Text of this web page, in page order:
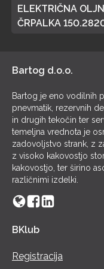
ELEKTRIČNA
ČRPALKA
Bartog d.o.o.
Bartog je eno vodilnih
pnevmatik, rezervnih
in drugih tekočin ter
temeljna vrednota je
zadovoljstvo strank, z
z visoko kakovostjo
kakovostjo, ter širino
različnimi izdelki.
BKlub
Registracija